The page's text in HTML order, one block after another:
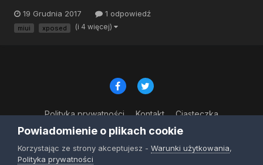
jednak obie metody powodowały bootloopa. Ktoś wie, jak to
zrobić poprawnie? Z góry dziękuję za pomoc.
19 Grudnia 2017 1 odpowiedź
miui xposed (i 4 więcej)
Polityka prywatności Kontakt Ciasteczka
© Copyright 2023
Powered by Invision Community
Powiadomienie o plikach cookie
Korzystając ze strony akceptujesz - Warunki użytkowania,
Polityka prywatności